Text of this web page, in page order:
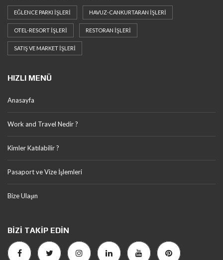
EĞLENCE PARKI İŞLERI HAVUZ-CANKURTARAN İŞLERI
OTEL-RESORT İŞLERI RESTORAN İŞLERI
SATIŞ VE MARKET İŞLERI
HIZLI MENÜ
Anasayfa
Work and Travel Nedir ?
Kimler Katılabilir ?
Pasaport ve Vize İşlemleri
Bize Ulaşın
BIZI TAKIP EDIN